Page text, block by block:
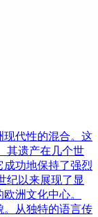
现代性的混合。这
其遗产在几个世
功地保持了强烈
纪以来展现了显
洲文化中心。
。从独特的语言传